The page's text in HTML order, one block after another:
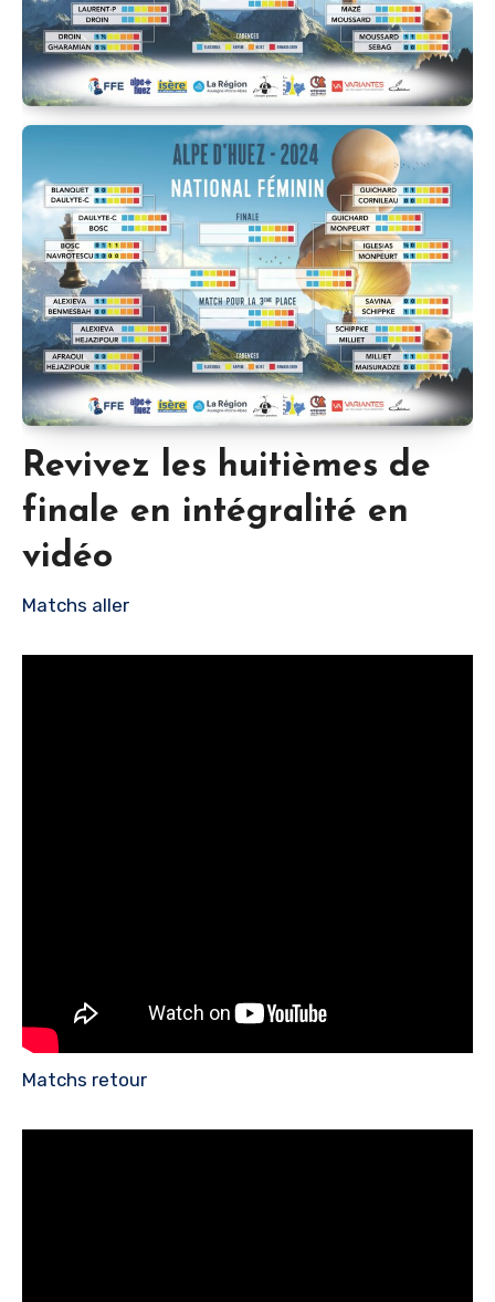
Revivez les huitièmes de
finale en intégralité en
vidéo
Matchs aller
Matchs retour